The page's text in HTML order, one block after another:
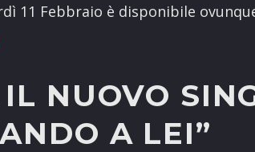
11 Febbraio è disponibile
NUOVO
A LEI”